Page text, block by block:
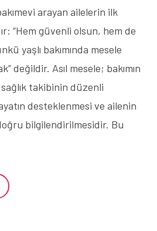
arayan ailelerin ilk
“Hem güvenli olsun, hem de
yaşlı bakımında mesele
değildir. Asıl mesele; bakımın
takibinin düzenli
desteklenmesi ve ailenin
bilgilendirilmesidir. Bu